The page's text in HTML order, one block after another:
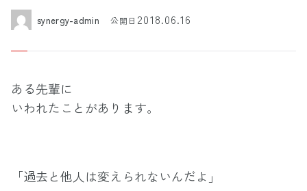
synergy-admin 公開日 2018.06.16
ある先輩に
いわれたことがあります。
「過去と他人は変えられないんだよ」